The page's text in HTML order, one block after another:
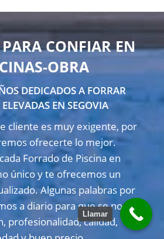
CONFIAR EN
OBRA
DEDICADOS A FORRAR
EN SEGOVIA
cliente es muy exigente, por
ofrecerte lo mejor.
Forrado de Piscina en
único y te ofrecemos un
Algunas palabras por
a diario para que se nos
profesionalidad, calidad,
Llamar